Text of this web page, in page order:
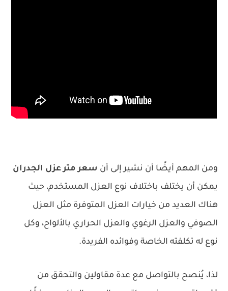
ومن المهم أيضًا أن نشير إلى أن سعر متر عزل الجدران
يمكن أن يختلف باختلاف نوع العزل المستخدم، حيث
هناك العديد من خيارات العزل المتوفرة مثل العزل
الصوفي والعزل الرغوي والعزل الحراري بالألواح، وكل
نوع له تكلفته الخاصة وفوائده الفريدة.
لذا، يُنصح بالتواصل مع عدة مقاولين والتحقق من